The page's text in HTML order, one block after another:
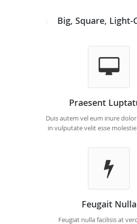
Big, Square, Light-
Praesent
Duis autem vel eum iriure
in vulputate velit esse
Feugait Nulla
Feugiat nulla facilisis at